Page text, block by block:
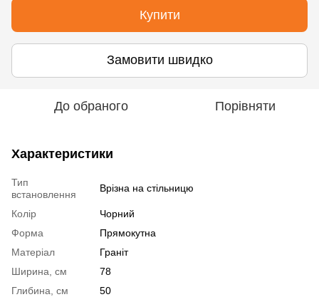
Купити
Замовити швидко
До обраного Порівняти
Характеристики
Тип
встановлення
Врізна на стільницю
Колір
Чорний
Форма
Прямокутна
Матеріал
Граніт
Ширина, см
78
Глибина, см
50